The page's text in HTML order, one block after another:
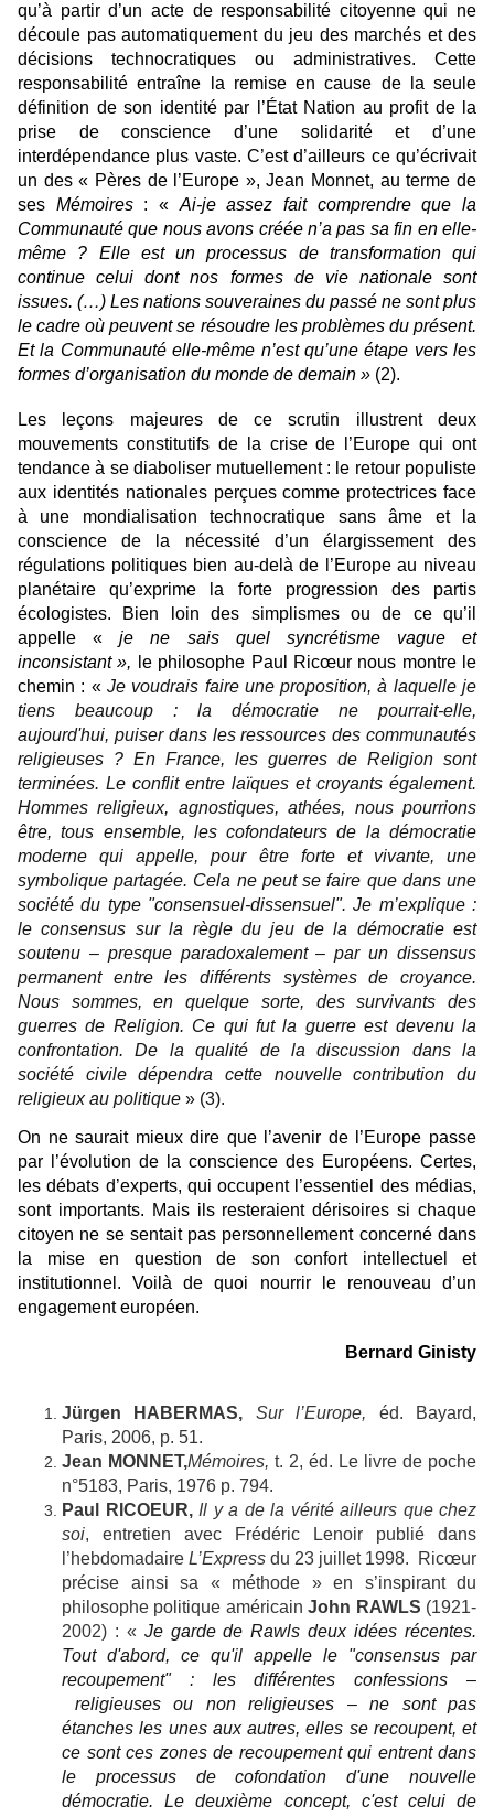
qu’à partir d’un acte de responsabilité citoyenne qui ne
découle pas automatiquement du jeu des marchés et des
décisions technocratiques ou administratives. Cette
responsabilité entraîne la remise en cause de la seule
définition de son identité par l’État Nation au profit de la
prise de conscience d’une solidarité et d’une
interdépendance plus vaste. C’est d’ailleurs ce qu’écrivait
un des « Pères de l’Europe », Jean Monnet, au terme de
ses Mémoires: « Ai-je assez fait comprendre que la
Communauté que nous avons créée n’a pas sa fin en elle-
même ? Elle est un processus de transformation qui
continue celui dont nos formes de vie nationale sont
issues. (…) Les nations souveraines du passé ne sont plus
le cadre où peuvent se résoudre les problèmes du présent.
Et la Communauté elle-même n’est qu’une étape vers les
formes d’organisation du monde de demain » (2).
Les leçons majeures de ce scrutin illustrent deux
mouvements constitutifs de la crise de l’Europe qui ont
tendance à se diaboliser mutuellement : le retour populiste
aux identités nationales perçues comme protectrices face
à une mondialisation technocratique sans âme et la
conscience de la nécessité d’un élargissement des
régulations politiques bien au-delà de l’Europe au niveau
planétaire qu’exprime la forte progression des partis
écologistes. Bien loin des simplismes ou de ce qu’il
appelle «je ne sais quel syncrétisme vague et
inconsistant »,
le philosophe Paul Ricœur nous montre le
chemin : « Je voudrais faire une proposition, à laquelle je
tiens beaucoup : la démocratie ne pourrait-elle,
aujourd'hui, puiser dans les ressources des communautés
religieuses ? En France, les guerres de Religion sont
terminées. Le conflit entre laïques et croyants également.
Hommes religieux, agnostiques, athées, nous pourrions
être, tous ensemble, les cofondateurs de la démocratie
moderne qui appelle, pour être forte et vivante, une
symbolique partagée. Cela ne peut se faire que dans une
société du type "consensuel-dissensuel". Je m’explique :
le consensus sur la règle du jeu de la démocratie est
soutenu – presque paradoxalement – par un dissensus
permanent entre les différents systèmes de croyance.
Nous sommes, en quelque sorte, des survivants des
guerres de Religion. Ce qui fut la guerre est devenu la
confrontation. De la qualité de la discussion dans la
société civile dépendra cette nouvelle contribution du
religieux au politique » (3).
On ne saurait mieux dire que l’avenir de l’Europe passe
par l’évolution de la conscience des Européens. Certes,
les débats d’experts, qui occupent l’essentiel des médias,
sont importants. Mais ils resteraient dérisoires si chaque
citoyen ne se sentait pas personnellement concerné dans
la mise en question de son confort intellectuel et
institutionnel. Voilà de quoi nourrir le renouveau d’un
engagement européen.
Bernard Ginisty
Jürgen HABERMAS, Sur l’Europe, éd. Bayard,
Paris, 2006, p. 51.
Jean MONNET,Mémoires, t. 2, éd. Le livre de poche
n°5183, Paris, 1976 p. 794.
Paul RICOEUR, Il y a de la vérité ailleurs que chez
soi, entretien avec Frédéric Lenoir publié dans
l’hebdomadaire L’Express du 23 juillet 1998. Ricœur
précise ainsi sa « méthode » en s’inspirant du
philosophe politique américainJohn RAWLS (1921-
2002) : « Je garde de Rawls deux idées récentes.
Tout d'abord, ce qu'il appelle le "consensus par
recoupement" : les différentes confessions –
religieuses ou non religieuses – ne sont pas
étanches les unes aux autres, elles se recoupent, et
ce sont ces zones de recoupement qui entrent dans
le processus de cofondation d'une nouvelle
démocratie. Le deuxième concept, c'est celui de